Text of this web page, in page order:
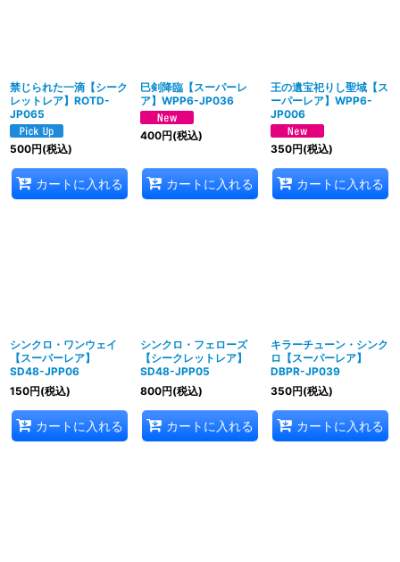
禁じられた一滴【シーク
レットレア】ROTD-
JP065
500円(税込)
カートに入れる
巳剣降臨【スーパーレ
ア】WPP6-JP036
400円(税込)
カートに入れる
王の遺宝祀りし聖域【ス
ーパーレア】WPP6-
JP006
350円(税込)
カートに入れる
シンクロ・ワンウェイ
【スーパーレア】
SD48-JPP06
150円(税込)
カートに入れる
シンクロ・フェローズ
【シークレットレア】
SD48-JPP05
800円(税込)
カートに入れる
キラーチューン・シンク
ロ【スーパーレア】
DBPR-JP039
350円(税込)
カートに入れる